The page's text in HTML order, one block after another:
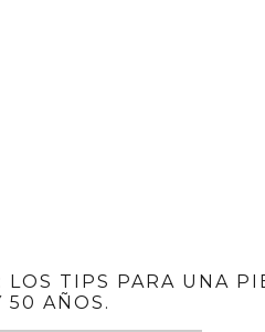
TIPS PARA UNA
50 AÑOS.